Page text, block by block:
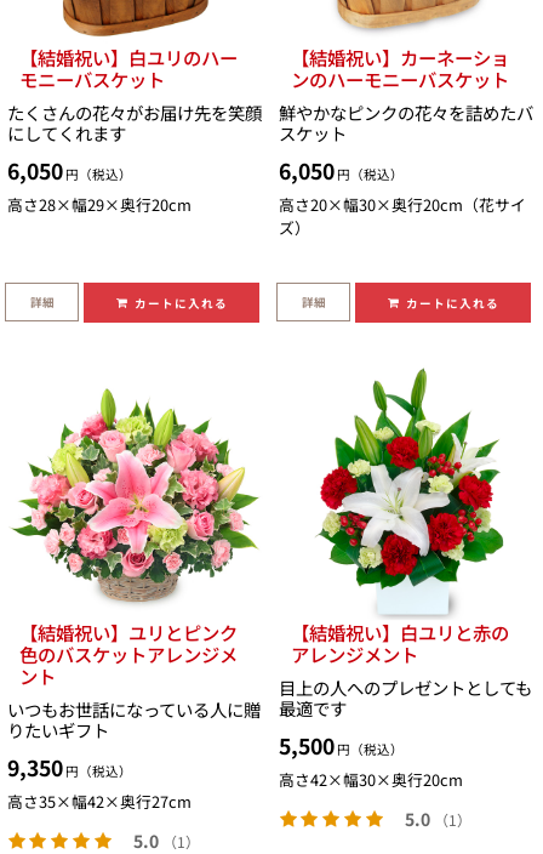
【結婚祝い】白ユリのハー
モニーバスケット
たくさんの花々がお届け先を笑顔
にしてくれます
6,050 円（税込）
高さ28×幅29×奥行20cm
詳細 カートに入れる
【結婚祝い】カーネーショ
ンのハーモニーバスケット
鮮やかなピンクの花々を詰めたバ
スケット
6,050 円（税込）
高さ20×幅30×奥行20cm（花サイ
ズ）
詳細 カートに入れる
【結婚祝い】ユリとピンク
色のバスケットアレンジメ
ント
いつもお世話になっている人に贈
りたいギフト
9,350 円（税込）
高さ35×幅42×奥行27cm
5.0 （1）
【結婚祝い】白ユリと赤の
アレンジメント
目上の人へのプレゼントとしても
最適です
5,500 円（税込）
高さ42×幅30×奥行20cm
5.0 （1）